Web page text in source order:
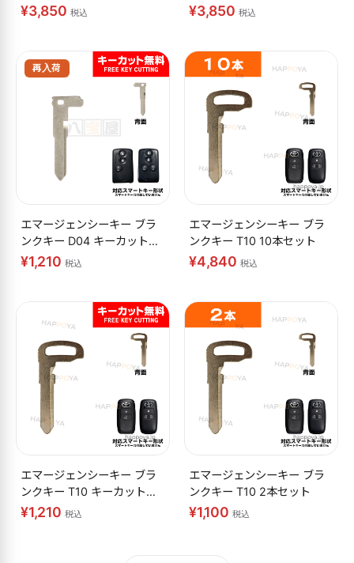
¥3,850 税込 ¥3,850 税込
再入荷
エマージェンシーキー ブラ
ンクキー D04 キーカット無
料
¥1,210 税込
エマージェンシーキー ブラ
ンクキー T10 10本セット
¥4,840 税込
エマージェンシーキー ブラ
ンクキー T10 キーカット無
料
¥1,210 税込
エマージェンシーキー ブラ
ンクキー T10 2本セット
¥1,100 税込